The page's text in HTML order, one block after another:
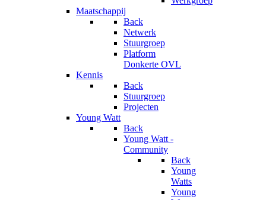
Maatschappij
Back
Netwerk
Stuurgroep
Platform
Donkerte OVL
Kennis
Back
Stuurgroep
Projecten
Young Watt
Back
Young Watt -
Community
Back
Young
Watts
Young